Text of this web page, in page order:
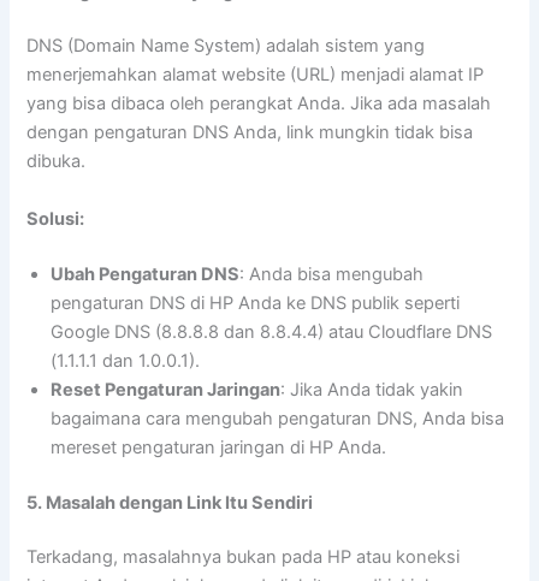
DNS (Domain Name System) adalah sistem yang
menerjemahkan alamat website (URL) menjadi alamat IP
yang bisa dibaca oleh perangkat Anda. Jika ada masalah
dengan pengaturan DNS Anda, link mungkin tidak bisa
dibuka.
Solusi:
Ubah Pengaturan DNS: Anda bisa mengubah
pengaturan DNS di HP Anda ke DNS publik seperti
Google DNS (8.8.8.8 dan 8.8.4.4) atau Cloudflare DNS
(1.1.1.1 dan 1.0.0.1).
Reset Pengaturan Jaringan: Jika Anda tidak yakin
bagaimana cara mengubah pengaturan DNS, Anda bisa
mereset pengaturan jaringan di HP Anda.
5. Masalah dengan Link Itu Sendiri
Terkadang, masalahnya bukan pada HP atau koneksi